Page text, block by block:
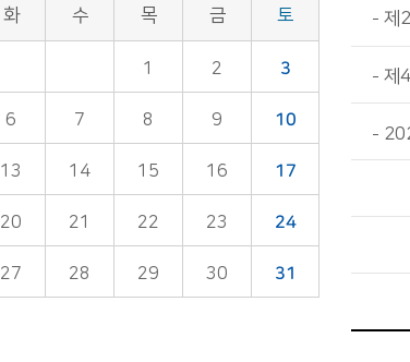
화 수 목 금 토
1 2 3
6 7 8 9 10
13 14 15 16 17
20 21 22 23 24
27 28 29 30 31
제
제